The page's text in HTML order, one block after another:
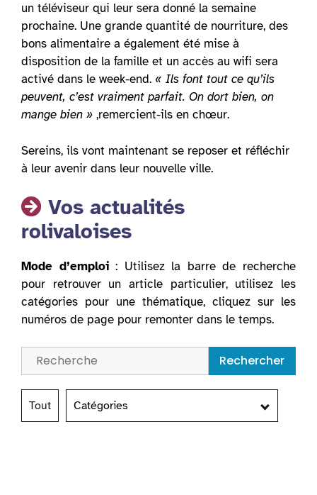
un téléviseur qui leur sera donné la semaine
prochaine. Une grande quantité de nourriture, des
bons alimentaire a également été mise à
disposition de la famille et un accès au wifi sera
activé dans le week-end. « Ils font tout ce qu’ils
peuvent, c’est vraiment parfait. On dort bien, on
mange bien » ,remercient-ils en chœur.
Sereins, ils vont maintenant se reposer et réfléchir
à leur avenir dans leur nouvelle ville.
Vos actualités
rolivaloises
Mode d’emploi: Utilisez la barre de recherche
pour retrouver un article particulier, utilisez les
catégories pour une thématique, cliquez sur les
numéros de page pour remonter dans le temps.
Rechercher
Tout Catégories